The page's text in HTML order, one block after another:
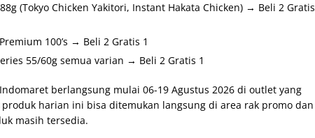
(Tokyo Chicken Yakitori, Instant Hakata Chicken) → Beli 2 Gratis
100’s → Beli 2 Gratis 1
55/60g semua varian → Beli 2 Gratis 1
berlangsung mulai 06-19 Agustus 2026 di outlet yang
harian ini bisa ditemukan langsung di area rak promo dan
masih tersedia.